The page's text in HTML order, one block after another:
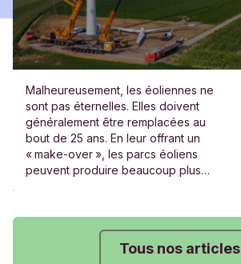
Malheureusement, les éoliennes ne
sont pas éternelles. Elles doivent
généralement être remplacées au
bout de 25 ans. En leur offrant un
« make-over », les parcs éoliens
peuvent produire beaucoup plus
Tous nos articles